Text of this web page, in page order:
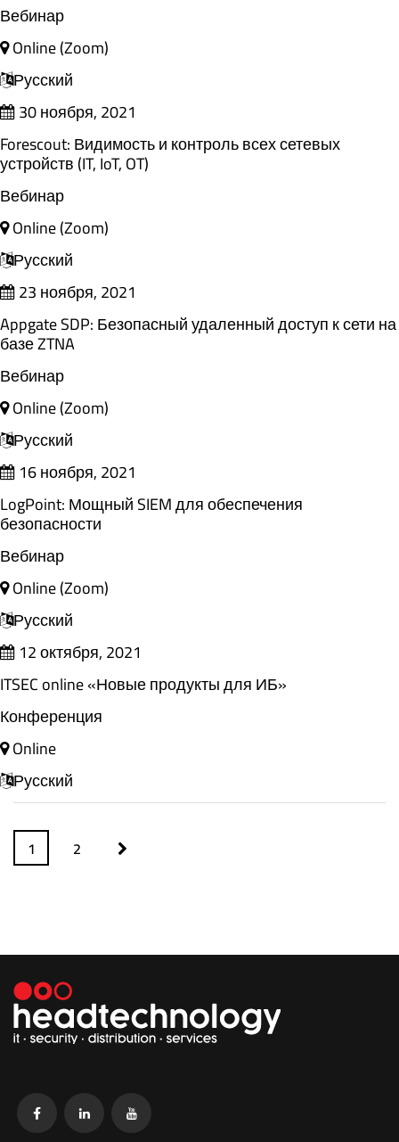
Вебинар
Online (Zoom)
Русский
30 ноября, 2021
Forescout: Видимость и контроль всех сетевых
устройств (IT, IoT, OT)
Вебинар
Online (Zoom)
Русский
23 ноября, 2021
Appgate SDP: Безопасный удаленный доступ к сети на
базе ZTNA
Вебинар
Online (Zoom)
Русский
16 ноября, 2021
LogPoint: Мощный SIEM для обеспечения
безопасности
Вебинар
Online (Zoom)
Русский
12 октября, 2021
ITSEC online «Новые продукты для ИБ»
Конференция
Online
Русский
1 2